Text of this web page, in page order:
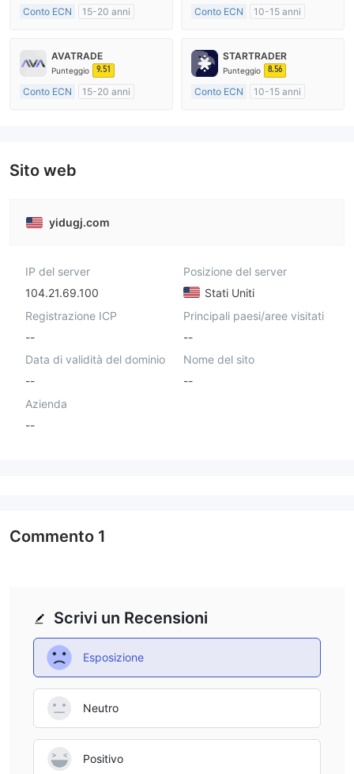
Conto ECN
15-20 anni
Etichetta principale MT4
Conto ECN
10-15 anni
Market Making (MM)
Etichetta principale MT4
AVATRADE
Punteggio 9.51
Conto ECN
15-20 anni
STARTRADER
Punteggio 8.56
Conto ECN
10-15 anni
Sito web
yidugj.com
IP del server
104.21.69.100
Posizione del server
Stati Uniti
Registrazione ICP
--
Principali paesi/aree visitati
--
Data di validità del dominio
--
Nome del sito
--
Azienda
--
Scrivi un Recensioni
Esposizione
Neutro
Positivo
Commento 1